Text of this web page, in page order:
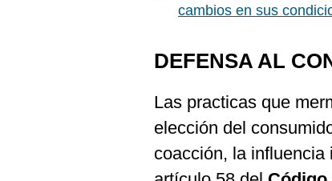
cambios en sus
DEFENSA AL
Las practicas que
elección del
coacción, la influencia